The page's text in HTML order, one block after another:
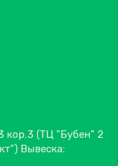
кор.3 (ТЦ "Бубен" 2
Вывеска: